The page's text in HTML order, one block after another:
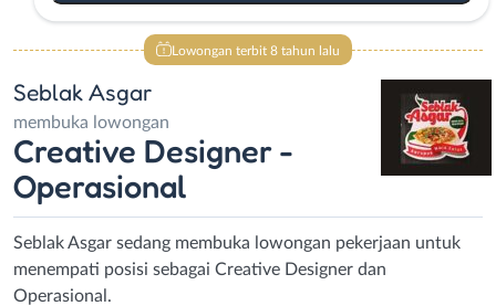
Lowongan terbit 8 tahun lalu
Seblak Asgar
membuka lowongan
Creative Designer -
Operasional
Seblak Asgar sedang membuka lowongan pekerjaan untuk
menempati posisi sebagai Creative Designer dan
Operasional.